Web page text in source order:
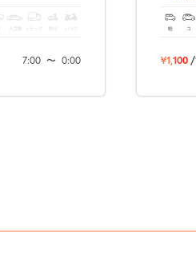
大型車 トラック バイク
7:00 〜 0:00
軽 コ
¥1,100 /